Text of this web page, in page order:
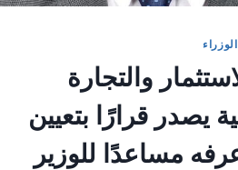
والتجارة
يصدر قرارًا بتعيين
مساعدًا للوزير